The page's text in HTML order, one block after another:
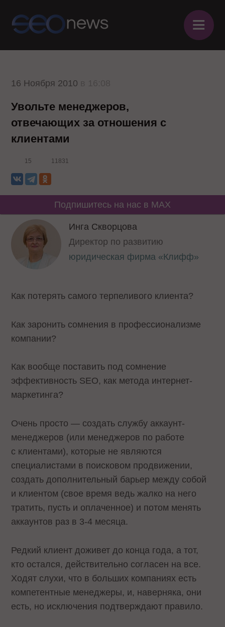
≡
16 Ноября 2010
Увольте менеджеров,
отвечающих за отношения с
клиентами
15 11831
Подпишитесь на нас в MAX
Инга Скворцова
Директор по развитию
юридическая фирма «Клифф»
Как потерять самого терпеливого клиента?
Как заронить сомнения в профессионализме
компании?
Как вообще поставить под сомнение
эффективность SEO, как метода интернет-
маркетинга?
Очень просто — создать службу аккаунт-
менеджеров (или менеджеров по работе
с клиентами), которые не являются
специалистами в поисковом продвижении,
создать дополнительный барьер между собой
и клиентом (свое время ведь жалко на него
тратить, пусть и оплаченное) и потом менять
аккаунтов раз в 3-4 месяца.
Редкий клиент доживет до конца года, а тот,
кто остался, действительно согласен на все.
Ходят слухи, что в больших компаниях есть
компетентные менеджеры, и, наверняка, они
есть, но исключения подтверждают правило.